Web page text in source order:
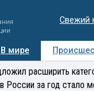
Свежий
В мире
Медиацентр
расширить
России за год стало